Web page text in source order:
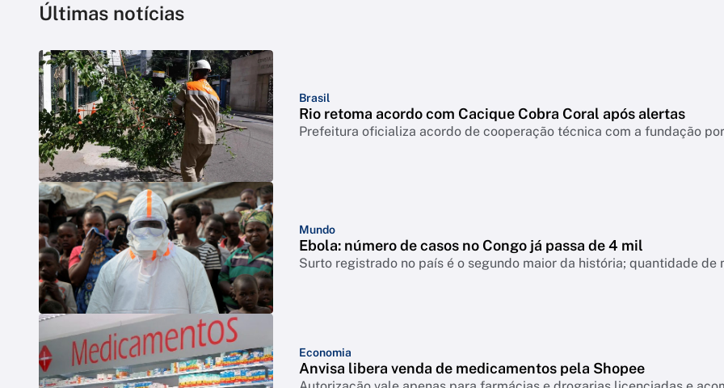
Últimas notícias
Brasil
Rio retoma acordo com Cacique Cobra Coral após alertas
Prefeitura oficializa acordo de cooperação técnica com a fundação
Mundo
Ebola: número de casos no Congo já passa de 4 mil
Surto registrado no país é o segundo maior da história; quantidade de
Economia
Anvisa libera venda de medicamentos pela Shopee